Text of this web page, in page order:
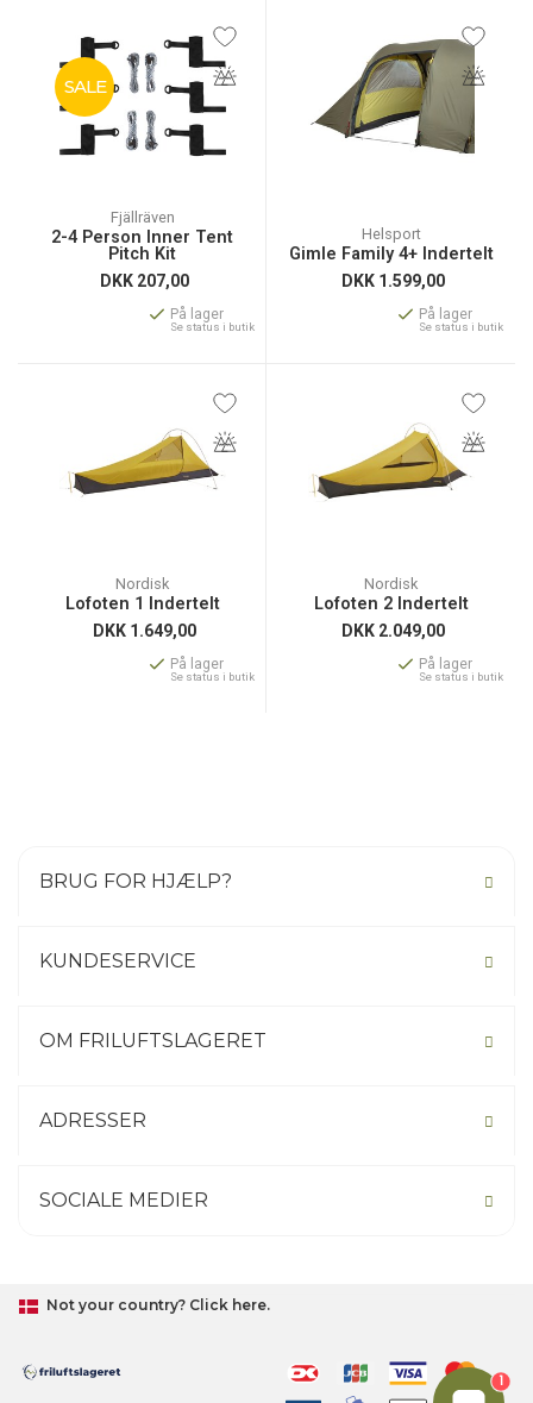
SALE
Fjällräven
2-4 Person Inner Tent
Pitch Kit
DKK 207,00
På lager
Se status i butik
Helsport
Gimle Family 4+ Indertelt
DKK 1.599,00
På lager
Se status i butik
Nordisk
Lofoten 1 Indertelt
DKK 1.649,00
På lager
Se status i butik
Nordisk
Lofoten 2 Indertelt
DKK 2.049,00
På lager
Se status i butik
BRUG FOR HJÆLP?
KUNDESERVICE
OM FRILUFTSLAGERET
ADRESSER
SOCIALE MEDIER
Not your country? Click here.
1